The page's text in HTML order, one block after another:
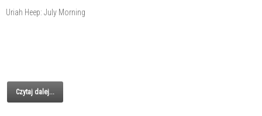
Uriah Heep: July Morning
Czytaj dalej...